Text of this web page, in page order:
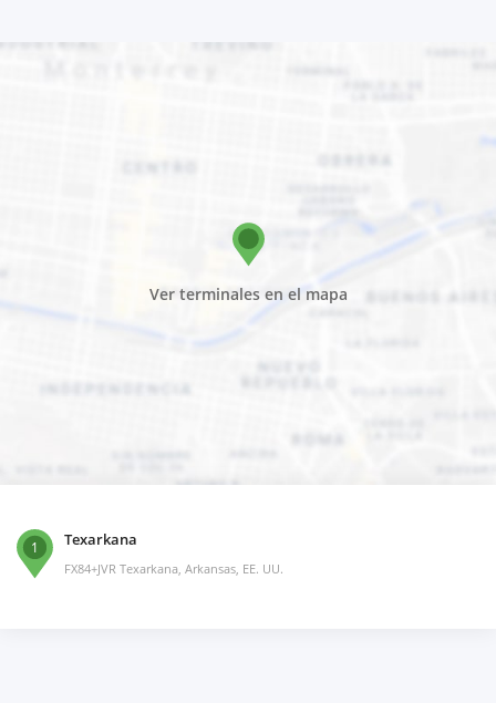
Ver terminales en el mapa
1 Texarkana
FX84+JVR Texarkana, Arkansas, EE. UU.